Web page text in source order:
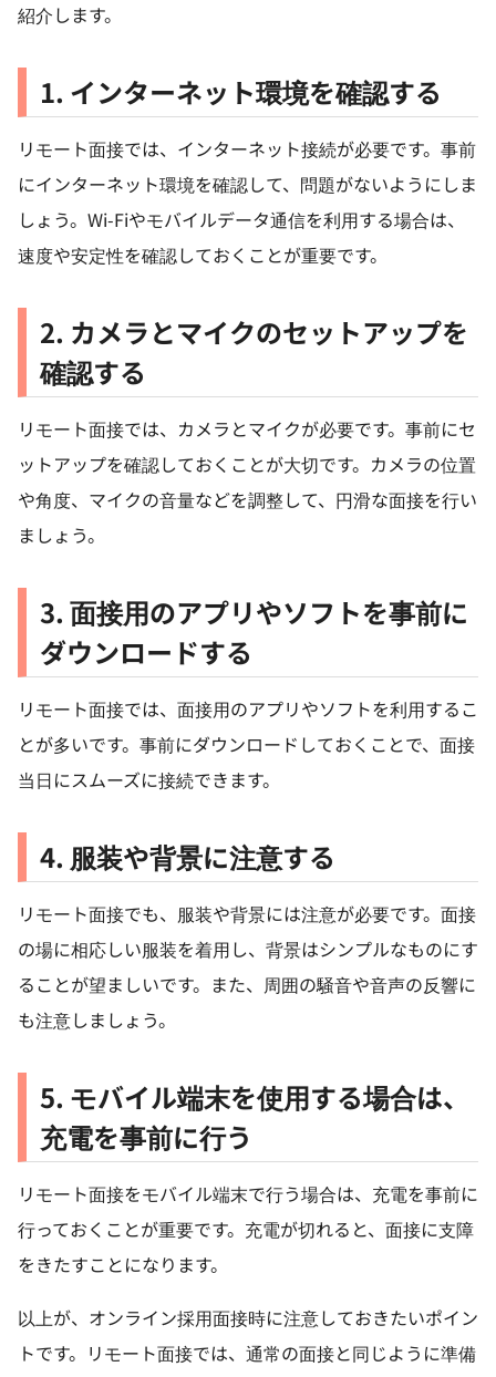
紹介します。
1. インターネット環境を確認する
リモート面接では、インターネット接続が必要です。事前
にインターネット環境を確認して、問題がないようにしま
しょう。Wi-Fiやモバイルデータ通信を利用する場合は、
速度や安定性を確認しておくことが重要です。
2. カメラとマイクのセットアップを
確認する
リモート面接では、カメラとマイクが必要です。事前にセ
ットアップを確認しておくことが大切です。カメラの位置
や角度、マイクの音量などを調整して、円滑な面接を行い
ましょう。
3. 面接用のアプリやソフトを事前に
ダウンロードする
リモート面接では、面接用のアプリやソフトを利用するこ
とが多いです。事前にダウンロードしておくことで、面接
当日にスムーズに接続できます。
4. 服装や背景に注意する
リモート面接でも、服装や背景には注意が必要です。面接
の場に相応しい服装を着用し、背景はシンプルなものにす
ることが望ましいです。また、周囲の騒音や音声の反響に
も注意しましょう。
5. モバイル端末を使用する場合は、
充電を事前に行う
リモート面接をモバイル端末で行う場合は、充電を事前に
行っておくことが重要です。充電が切れると、面接に支障
をきたすことになります。
以上が、オンライン採用面接時に注意しておきたいポイン
トです。リモート面接では、通常の面接と同じように準備